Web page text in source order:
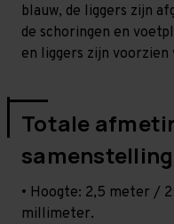
blauw, de liggers zijn
de schoringen en
en liggers zijn
Totale
samenstelling
• Hoogte: 2,5 meter /
millimeter.